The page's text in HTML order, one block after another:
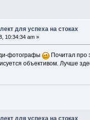
для успеха на стоках
10:34:34 am »
фотографы
Почитал про
объективом. Лучше
для успеха на стоках